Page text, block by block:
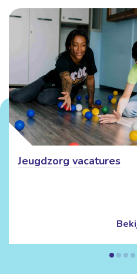
Jeugdzorg vacatures